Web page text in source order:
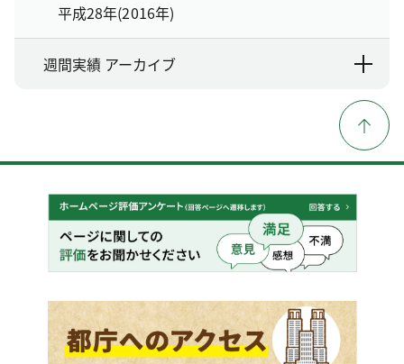
平成28年(2016年)
週間実績 アーカイブ